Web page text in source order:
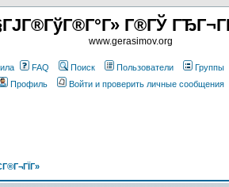
Г®ГЎ
www.gerasimov.org
FAQ Поиск Пользователи Группы
Профиль
Войти и проверить личные сообщения